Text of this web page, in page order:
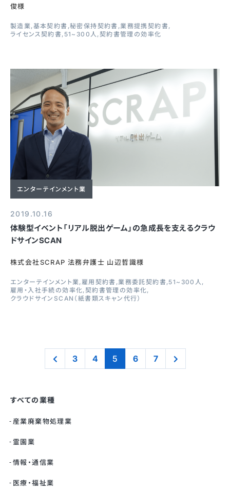
俊様
製造業 基本契約書 秘密保持契約書 業務提携契約書
ライセンス契約書 51~300人 契約書管理の効率化
エンターテインメント業
2019.10.16
体験型イベント「リアル脱出ゲーム」の急成長を支えるクラウ
ドサインSCAN
株式会社SCRAP 法務弁護士 山辺哲識様
エンターテインメント業 雇用契約書 業務委託契約書 51~300人
雇用・入社手続の効率化 契約書管理の効率化
クラウドサインSCAN（紙書類スキャン代行）
3 4 5 6 7
すべての業種
産業廃棄物処理業
霊園業
情報・通信業
医療・福祉業